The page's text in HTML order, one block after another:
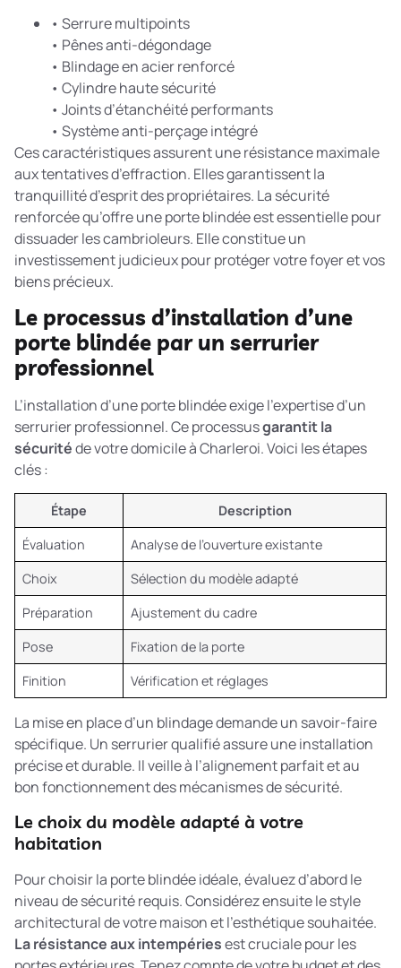
• Serrure multipoints
• Pênes anti-dégondage
• Blindage en acier renforcé
• Cylindre haute sécurité
• Joints d’étanchéité performants
• Système anti-perçage intégré
Ces caractéristiques assurent une résistance maximale
aux tentatives d’effraction. Elles garantissent la
tranquillité d’esprit des propriétaires. La sécurité
renforcéequ’offre une porte blindée est essentielle pour
dissuader les cambrioleurs. Elle constitue un
investissement judicieux pour protéger votre foyer et vos
biens précieux.
Le processus d’installation d’une
porte blindée par un serrurier
professionnel
L’installation d’une porte blindée exige l’expertise d’un
serrurier professionnel. Ce processusgarantit la
sécuritéde votre domicile à Charleroi. Voici les étapes
clés :
Étape
Description
Évaluation
Analyse de l’ouverture existante
Choix
Sélection du modèle adapté
Préparation
Ajustement du cadre
Pose
Fixation de la porte
Finition
Vérification et réglages
La mise en place d’un blindagedemande un savoir-faire
spécifique. Un serrurier qualifié assure une installation
précise et durable. Il veille à l’alignement parfait et au
bon fonctionnement des mécanismes de sécurité.
Le choix du modèle adapté à votre
habitation
Pour choisir la porte blindée idéale, évaluez d’abord le
niveau de sécurité requis. Considérez ensuite le style
architectural de votre maison et l’esthétique souhaitée.
La résistance aux intempériesest cruciale pour les